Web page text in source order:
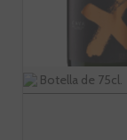
Botella de 75cl.